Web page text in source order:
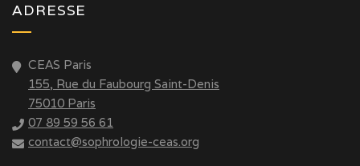
ADRESSE
CEAS Paris
155, Rue du Faubourg Saint-Denis
75010 Paris
07 89 59 56 61
contact@sophrologie-ceas.org